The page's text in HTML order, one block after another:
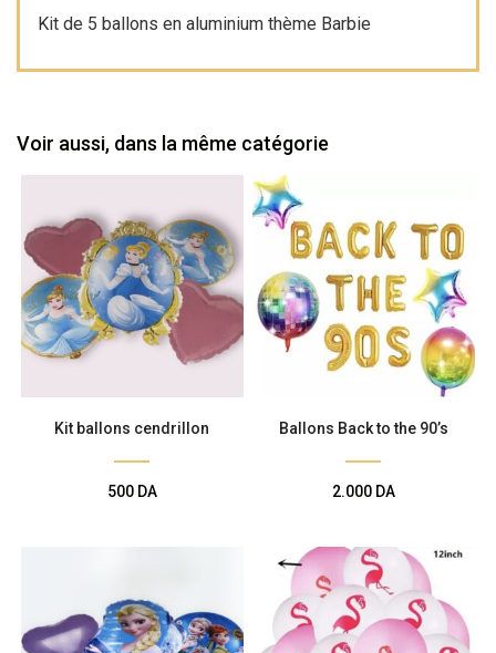
Emballage
Kit de 5 ballons en aluminium thème Barbie
Voir aussi, dans la même catégorie
Kit ballons cendrillon
500 DA
Ballons Back to the 90’s
2.000 DA